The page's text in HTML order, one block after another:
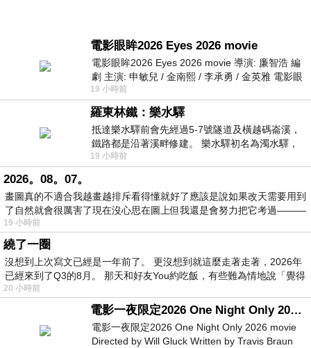
電影眼眸2026 Eyes 2026 movie
電影眼眸2026 Eyes 2026 movie 導演: 廉智浩 編
劇 主演: 申敏兒 / 金南熙 / 李承勇 / 金英雅 電影眼
眸2026描述攝影師徐珍因遺
19 小時前
羅東林鐵：樂水驛
抵達樂水驛前會先經過5-7號隧道及橫越碼崙溪，
鐵路都是沿著溪畔修建。 樂水驛初名為濁水驛，
但因與臺鐵集集線車站同名，於1953
19 小時前
2026。08。07。
畫圖真的不適合我越畫越排斥看得懂就好了應該是說如果改天需要用到
了自然就會很厲害了現在沒心思在圖上但我還是會努力把它考過———
19 小時前
繞了一圈
沒想到上次寫文已經是一年前了。 更沒想到就這麼走著走著，2026年
已經來到了Q3的8月。 那天和好友You約吃飯，有些難為情地說「覺得
20 小時前
電影一夜限定2026 One Night Only 2026 movie
電影一夜限定2026 One Night Only 2026 movie
Directed by Will Gluck Written by Travis Braun